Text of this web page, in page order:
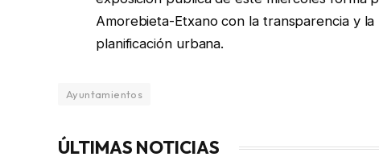
Amorebieta-Etxano con la transparencia y
planificación urbana.
Ayuntamientos
ÚLTIMAS NOTICIAS